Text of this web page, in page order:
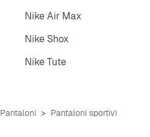
Nike Air Max
Nike Shox
Nike Tute
Pantaloni Pantaloni sportivi